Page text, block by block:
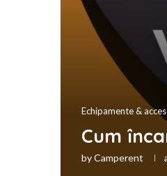
Echipamente &
Cum
byCamperent